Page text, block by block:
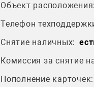
Объект расположения:
Телефон
Снятие наличных:
Комиссия за снятие
Пополнение карточек: